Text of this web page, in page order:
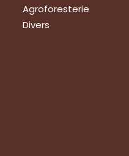
Agroforesterie
Divers